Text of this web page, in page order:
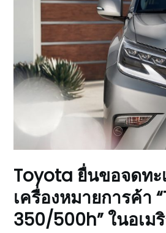
Toyota ยื่นขอจดทะ
เครื่องหมายการค้า
350/500h” ในอเม